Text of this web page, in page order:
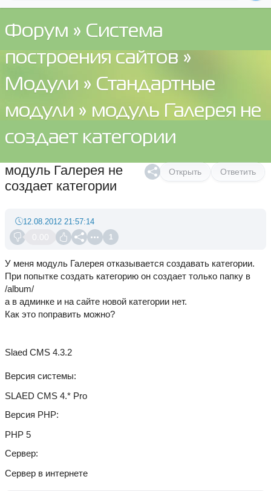
Форум » Система
построения сайтов »
Модули » Стандартные
модули » модуль Галерея не
создает категории
Открыть Ответить
модуль Галерея не
создает категории
0.00 1
12.08.2012 21:57:14
У меня модуль Галерея отказывается создавать категории.
При попытке создать категорию он создает только папку в
/album/
а в админке и на сайте новой категории нет.
Как это поправить можно?
Slaed CMS 4.3.2
Версия системы
SLAED CMS 4.* Pro
Версия PHP
PHP 5
Сервер
Сервер в интернете